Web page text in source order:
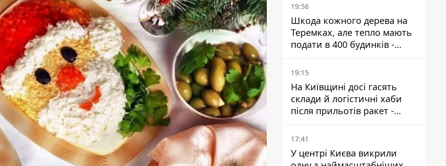
19:56
Шкода кожного дерева на
Теремках, але тепло мають
подати в 400 будинків -
депутатка Київради
19:15
На Київщині досі гасять
склади й логістичні хаби
після прильотів ракет -
ДСНС
17:41
У центрі Києва викрили